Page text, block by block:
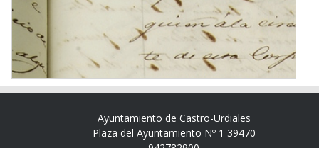
Ayuntamiento de Castro-Urdiales
Plaza del Ayuntamiento Nº 1 39470